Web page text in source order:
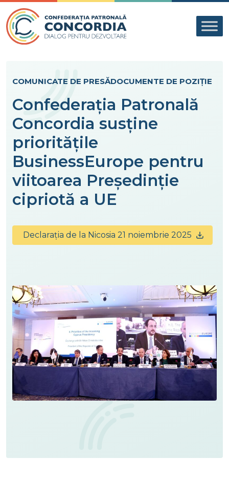
Skip to content
COMUNICATE DE PRESĂDOCUMENTE DE POZIȚIE
Confederația Patronală
Concordia susține
prioritățile
BusinessEurope pentru
viitoarea Președinție
cipriotă a UE
Declarația de la Nicosia 21 noiembrie 2025